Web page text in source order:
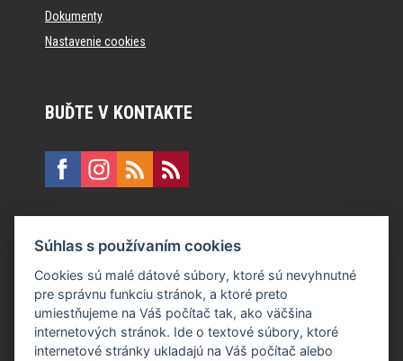
Dokumenty
Nastavenie cookies
BUĎTE V KONTAKTE
E:recepcia@formfactory.sk
Form Factory Slovakia s.r.o., Ružová dolina 480/6, 821 08
Bratislava
Súhlas s používaním cookies
Cookies sú malé dátové súbory, ktoré sú nevyhnutné
pre správnu funkciu stránok, a ktoré preto
umiestňujeme na Váš počítač tak, ako väčšina
internetových stránok. Ide o textové súbory, ktoré
internetové stránky ukladajú na Váš počítač alebo